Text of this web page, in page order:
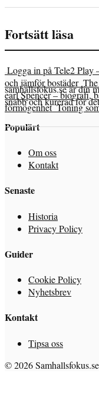
Fortsätt läsa
Logga in på Tele2 Play
och jämför bostäder
earl Spencer – biografi,
förmögenhet Toning
samhallsfokus.se är din
snabb och kurerad för
Populärt
Om oss
Kontakt
Senaste
Historia
Privacy Policy
Guider
Cookie Policy
Nyhetsbrev
Kontakt
Tipsa oss
© 2026 Samhallsfokus.se